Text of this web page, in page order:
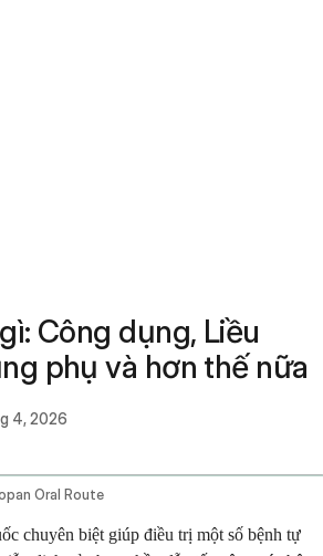
Công dụng, Liều
phụ và hơn thế nữa
4, 2026
Oral Route
chuyên biệt giúp điều trị một số bệnh tự